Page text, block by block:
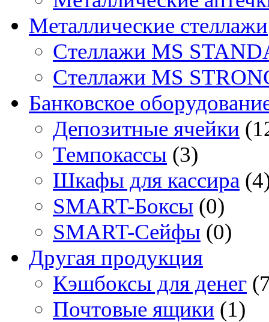
Металлические стеллажи
Стеллажи MS
Стеллажи MS
Банковское
Депозитные ячейки
Темпокассы (3)
Шкафы для кассира
SMART-Боксы (0)
SMART-Сейфы (0)
Другая продукция
Кэшбоксы для денег
Почтовые ящики (1)